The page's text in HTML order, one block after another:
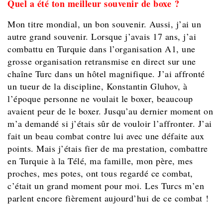
Quel a été ton meilleur souvenir de boxe ?
Mon titre mondial, un bon souvenir. Aussi, j’ai un
autre grand souvenir. Lorsque j’avais 17 ans, j’ai
combattu en Turquie dans l’organisation A1, une
grosse organisation retransmise en direct sur une
chaîne Turc dans un hôtel magnifique. J’ai affronté
un tueur de la discipline, Konstantin Gluhov, à
l’époque personne ne voulait le boxer, beaucoup
avaient peur de le boxer. Jusqu’au dernier moment on
m’a demandé si j’étais sûr de vouloir l’affronter. J’ai
fait un beau combat contre lui avec une défaite aux
points. Mais j’étais fier de ma prestation, combattre
en Turquie à la Télé, ma famille, mon père, mes
proches, mes potes, ont tous regardé ce combat,
c’était un grand moment pour moi. Les Turcs m’en
parlent encore fièrement aujourd’hui de ce combat !